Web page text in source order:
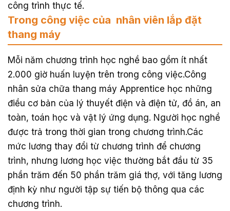
công trình thực tế.
Trong công việc của nhân viên lắp đặt
thang máy
Mỗi năm chương trình học nghề bao gồm ít nhất
2.000 giờ huấn luyện trên trong công việc.Công
nhân sửa chữa thang máy Apprentice học những
điều cơ bản của lý thuyết điện và điện tử, đồ án, an
toàn, toán học và vật lý ứng dụng. Người học nghề
được trả trong thời gian trong chương trình.Các
mức lương thay đổi từ chương trình để chương
trình, nhưng lương học việc thường bắt đầu từ 35
phần trăm đến 50 phần trăm giá thợ, với tăng lương
định kỳ như người tập sự tiến bộ thông qua các
chương trình.